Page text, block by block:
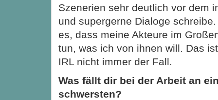
Szenerien sehr deutlich vor dem
und supergerne Dialoge
es, dass meine Akteure im
tun, was ich von ihnen will. Das
IRL nicht immer der Fall.
Was fällt dir bei der Arbeit an
schwersten?